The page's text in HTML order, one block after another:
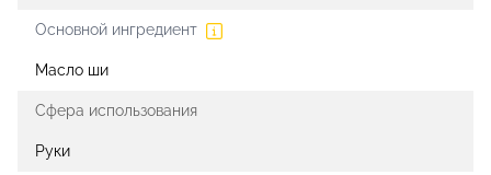
Основной ингредиент
Масло ши
Сфера использования
Руки